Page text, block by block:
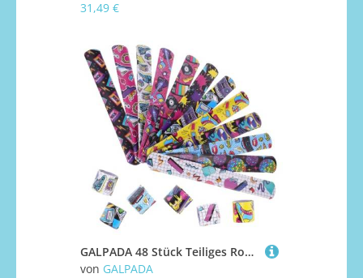
31,49 €
GALPADA 48 Stück Teiliges Rockmusik Slap Armband Vintage Design Bunte Schnapparmbänder für Party Mitgebsel Kindergeburtstag und Musikliebhaber Robust und Einfach Anzulegen
von GALPADA